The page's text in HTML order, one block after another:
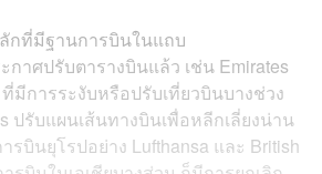
กที่มีฐานการบินในแถบ
กาศปรับตารางบินแล้ว เช่น Emirates
มีการระงับหรือปรับเที่ยวบินบางช่วง
ปรับแผนเส้นทางบินเพื่อหลีกเลี่ยงน่าน
รบินยุโรปอย่าง Lufthansa และ British